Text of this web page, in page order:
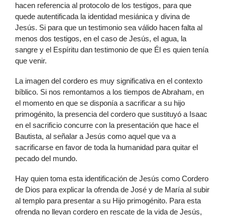
hacen referencia al protocolo de los testigos, para que
quede autentificada la identidad mesiánica y divina de
Jesús. Si para que un testimonio sea válido hacen falta al
menos dos testigos, en el caso de Jesús, el agua, la
sangre y el Espíritu dan testimonio de que Él es quien tenía
que venir.
La imagen del cordero es muy significativa en el contexto
bíblico. Si nos remontamos a los tiempos de Abraham, en
el momento en que se disponía a sacrificar a su hijo
primogénito, la presencia del cordero que sustituyó a Isaac
en el sacrificio concurre con la presentación que hace el
Bautista, al señalar a Jesús como aquel que va a
sacrificarse en favor de toda la humanidad para quitar el
pecado del mundo.
Hay quien toma esta identificación de Jesús como Cordero
de Dios para explicar la ofrenda de José y de María al subir
al templo para presentar a su Hijo primogénito. Para esta
ofrenda no llevan cordero en rescate de la vida de Jesús,